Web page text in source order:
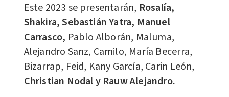
Este 2023 se presentarán, Rosalía,
Shakira, Sebastián Yatra, Manuel
Carrasco, Pablo Alborán, Maluma,
Alejandro Sanz, Camilo, María Becerra,
Bizarrap, Feid, Kany García, Carin León,
Christian Nodal y Rauw Alejandro.